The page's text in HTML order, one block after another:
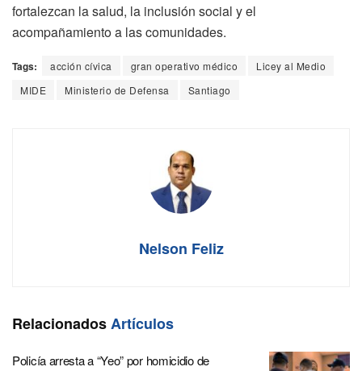
fortalezcan la salud, la inclusión social y el
acompañamiento a las comunidades.
Tags: acción cívica gran operativo médico
Licey al Medio
MIDE
Ministerio de Defensa Santiago
Nelson Feliz
RelacionadosArtículos
Policía arresta a “Yeo” por homicidio de